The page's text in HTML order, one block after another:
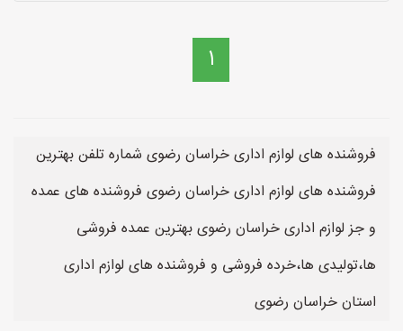
1
فروشنده های لوازم اداری خراسان رضوی شماره تلفن بهترین
فروشنده های لوازم اداری خراسان رضوی فروشنده های عمده
و جز لوازم اداری خراسان رضوی بهترین عمده فروشی
ها،تولیدی ها،خرده فروشی و فروشنده های لوازم اداری
استان خراسان رضوی